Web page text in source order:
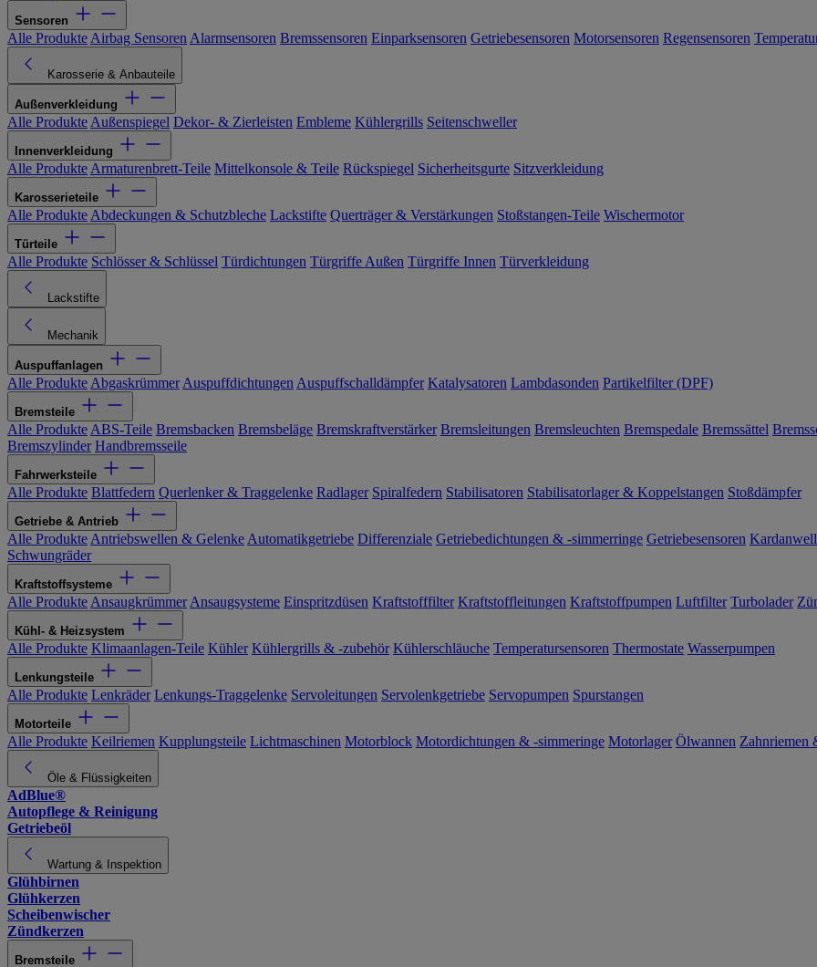
Sensoren
Alle Produkte Airbag Sensoren Alarmsensoren Bremssensoren Einparksensoren Getriebesensoren Motorsensoren Regensensoren
Karosserie & Anbauteile
Außenverkleidung
Alle Produkte Außenspiegel Dekor- & Zierleisten Embleme Kühlergrills Seitenschweller
Innenverkleidung
Alle Produkte Armaturenbrett-Teile Mittelkonsole & Teile Rückspiegel Sicherheitsgurte Sitzverkleidung
Karosserieteile
Alle Produkte Abdeckungen & Schutzbleche Lackstifte Querträger & Verstärkungen Stoßstangen-Teile Wischermotor
Türteile
Alle Produkte Schlösser & Schlüssel Türdichtungen Türgriffe Außen Türgriffe Innen Türverkleidung
Lackstifte
Mechanik
Auspuffanlagen
Alle Produkte Abgaskrümmer Auspuffdichtungen Auspuffschalldämpfer Katalysatoren Lambdasonden Partikelfilter (DPF)
Bremsteile
Alle Produkte ABS-Teile Bremsbacken Bremsbeläge Bremskraftverstärker Bremsleitungen Bremsleuchten Bremspedale Bremssättel
Bremszylinder Handbremsseile
Fahrwerksteile
Alle Produkte Blattfedern Querlenker & Traggelenke Radlager Spiralfedern Stabilisatoren Stabilisatorlager & Koppelstangen Stoßdämpfer
Getriebe & Antrieb
Alle Produkte Antriebswellen & Gelenke Automatikgetriebe Differenziale Getriebedichtungen & -simmerringe Getriebesensoren
Schwungräder
Kraftstoffsysteme
Alle Produkte Ansaugkrümmer Ansaugsysteme Einspritzdüsen Kraftstofffilter Kraftstoffleitungen Kraftstoffpumpen Luftfilter Turbolader
Kühl- & Heizsystem
Alle Produkte Klimaanlagen-Teile Kühler Kühlergrills & -zubehör Kühlerschläuche Temperatursensoren Thermostate Wasserpumpen
Lenkungsteile
Alle Produkte Lenkräder Lenkungs-Traggelenke Servoleitungen Servolenkgetriebe Servopumpen Spurstangen
Motorteile
Alle Produkte Keilriemen Kupplungsteile Lichtmaschinen Motorblock Motordichtungen & -simmeringe Motorlager Ölwannen Zahnriemen
Öle & Flüssigkeiten
AdBlue®
Autopflege & Reinigung
Getriebeöl
Wartung & Inspektion
Glühbirnen
Glühkerzen
Scheibenwischer
Zündkerzen
Bremsteile